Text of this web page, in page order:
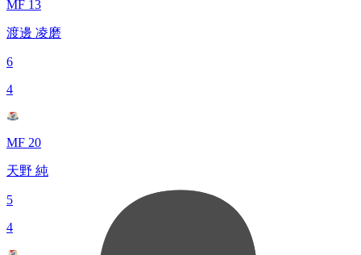
MF 13
渡邊 凌磨
6
4
MF 20
天野 純
5
4